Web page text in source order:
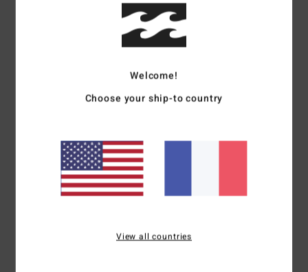
Hauteur des verres :38 mm
Monture en bio-acétate faite à la main
Enveloppement du visage de base 4,5
Protection solaire anti-UV 100 %
Étui en coton biologique
Garantie :2 ans
Télécharger laDéclaration De Conformité
Welcome!
Choose your ship-to country
View all countries